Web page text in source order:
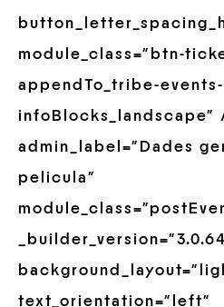
module_class=”btn-
appendTo_tribe-events-
admin_label=”Dades
pelicula”
text_orientation=”left”